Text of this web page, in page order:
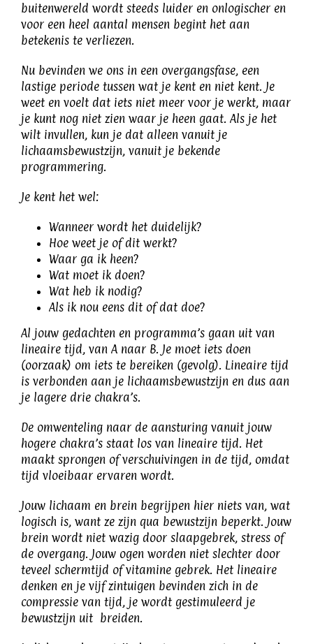
buitenwereld wordt steeds luider en onlogischer en
voor een heel aantal mensen begint het aan
betekenis te verliezen.
Nu bevinden we ons in een overgangsfase, een
lastige periode tussen wat je kent en niet kent. Je
weet en voelt dat iets niet meer voor je werkt, maar
je kunt nog niet zien waar je heen gaat. Als je het
wilt invullen, kun je dat alleen vanuit je
lichaamsbewustzijn, vanuit je bekende
programmering.
Je kent het wel:
Wanneer wordt het duidelijk?
Hoe weet je of dit werkt?
Waar ga ik heen?
Wat moet ik doen?
Wat heb ik nodig?
Als ik nou eens dit of dat doe?
Al jouw gedachten en programma’s gaan uit van
lineaire tijd, van A naar B. Je moet iets doen
(oorzaak) om iets te bereiken (gevolg). Lineaire tijd
is verbonden aan je lichaamsbewustzijn en dus aan
je lagere drie chakra’s.
De omwenteling naar de aansturing vanuit jouw
hogere chakra’s staat los van lineaire tijd. Het
maakt sprongen of verschuivingen in de tijd, omdat
tijd vloeibaar ervaren wordt.
Jouw lichaam en brein begrijpen hier niets van, wat
logisch is, want ze zijn qua bewustzijn beperkt. Jouw
brein wordt niet wazig door slaapgebrek, stress of
de overgang. Jouw ogen worden niet slechter door
teveel schermtijd of vitamine gebrek. Het lineaire
denken en je vijf zintuigen bevinden zich in de
compressie van tijd, je wordt gestimuleerd je
bewustzijn uit breiden.